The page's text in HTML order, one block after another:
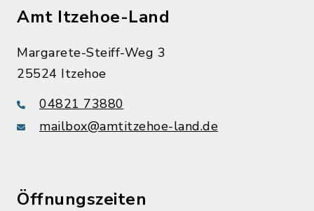
Amt Itzehoe-Land
Margarete-Steiff-Weg 3
25524 Itzehoe
04821 73880
mailbox@amtitzehoe-land.de
Öffnungszeiten